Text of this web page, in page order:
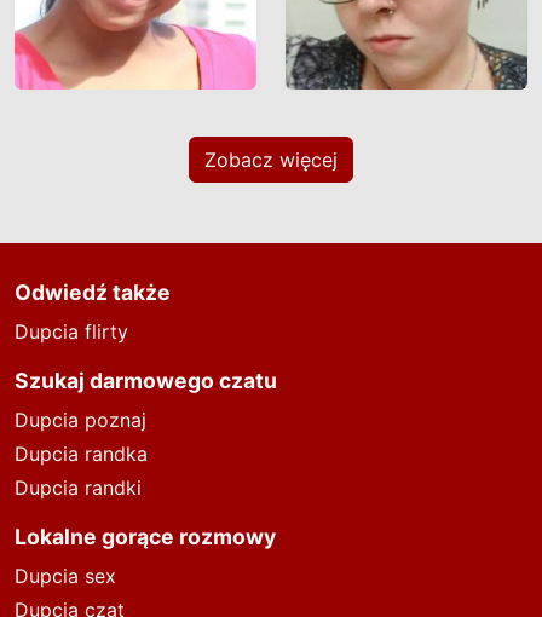
Zobacz więcej
Odwiedź także
Dupcia flirty
Szukaj darmowego czatu
Dupcia poznaj
Dupcia randka
Dupcia randki
Lokalne gorące rozmowy
Dupcia sex
Dupcia czat